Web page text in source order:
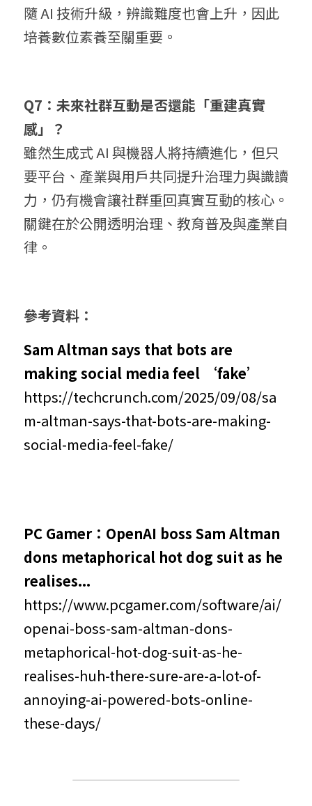
隨 AI 技術升級，辨識難度也會上升，因此
培養數位素養至關重要。
Q7：未來社群互動是否還能「重建真實
感」？
雖然生成式 AI 與機器人將持續進化，但只
要平台、產業與用戶共同提升治理力與識讀
力，仍有機會讓社群重回真實互動的核心。
關鍵在於公開透明治理、教育普及與產業自
律。
參考資料：
Sam Altman says that bots are
making social media feel ‘fake’
https://techcrunch.com/2025/09/08/sa
m-altman-says-that-bots-are-making-
social-media-feel-fake/
PC Gamer：OpenAI boss Sam Altman
dons metaphorical hot dog suit as he
realises...
https://www.pcgamer.com/software/ai/
openai-boss-sam-altman-dons-
metaphorical-hot-dog-suit-as-he-
realises-huh-there-sure-are-a-lot-of-
annoying-ai-powered-bots-online-
these-days/